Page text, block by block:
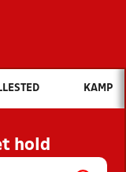
vil du søge efter?
OG NYHEDER
OG
KAMP
hold